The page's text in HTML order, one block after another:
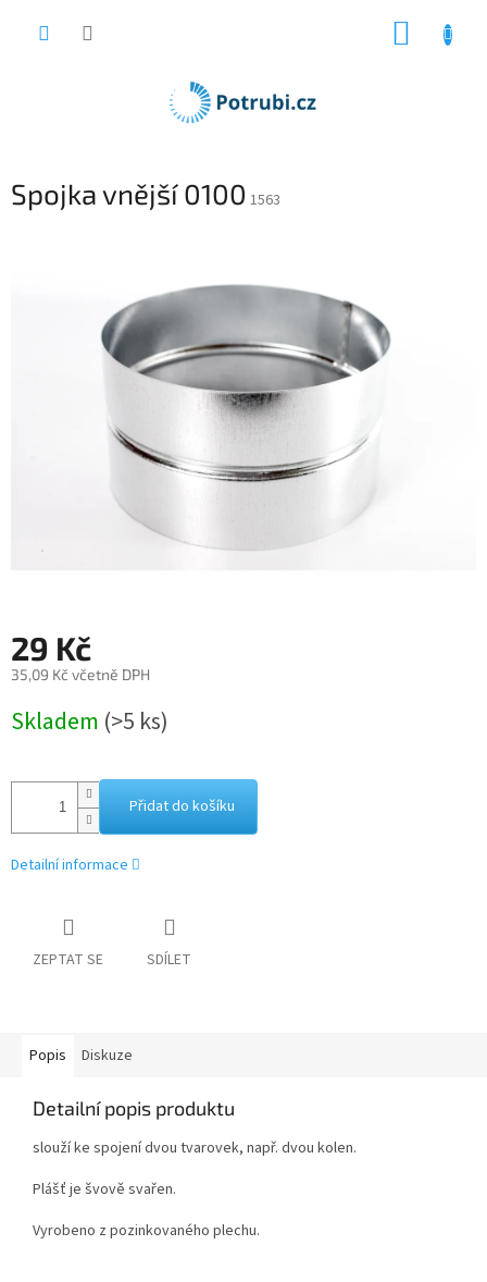
Spojka vnější 0100 1563
29 Kč
35,09 Kč včetně DPH
cena:
Skladem (>5 ks)
Přidat do košíku
Detailní informace
ZEPTAT SE SDÍLET
Popis Diskuze
Detailní popis produktu
slouží ke spojení dvou tvarovek, např. dvou kolen.
Plášť je švově svařen.
Vyrobeno z pozinkovaného plechu.